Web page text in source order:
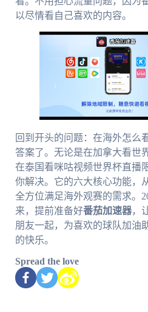
以尽情看自己喜欢的内容。
回到开头的问题：在海外怎么
答案了。无论是在加拿大看世
在泰国看咪咕视频世界杯直播
你解决。它的六大核心功能，
全方位满足海外观赛的需求。
来，提前准备好番茄加速器，
朋友一起，为喜欢的球队加油
的快乐。
Spread the love